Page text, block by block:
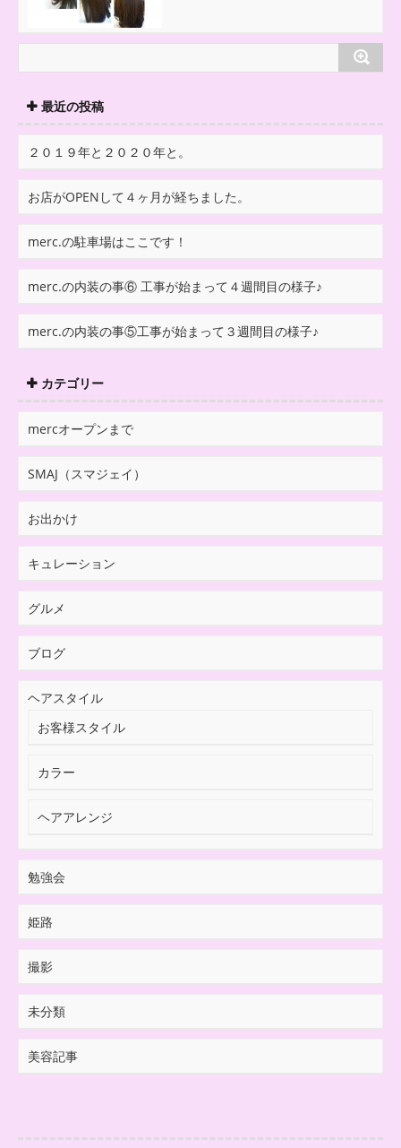
最近の投稿
２０１９年と２０２０年と。
お店がOPENして４ヶ月が経ちました。
merc.の駐車場はここです！
merc.の内装の事⑥ 工事が始まって４週間目の様子♪
merc.の内装の事⑤工事が始まって３週間目の様子♪
カテゴリー
mercオープンまで
SMAJ（スマジェイ）
お出かけ
キュレーション
グルメ
ブログ
ヘアスタイル
お客様スタイル
カラー
ヘアアレンジ
勉強会
姫路
撮影
未分類
美容記事